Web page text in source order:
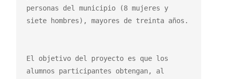
personas del municipio (8 mujeres y
siete hombres), mayores de treinta años.
El objetivo del proyecto es que los
alumnos participantes obtengan, al